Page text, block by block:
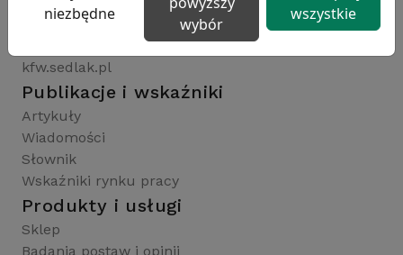
badaniaHR.pl
kfw.sedlak.pl
Publikacje i wskaźniki
Artykuły
Wiadomości
Słownik
Wskaźniki rynku pracy
Produkty i usługi
Sklep
Badania postaw i opinii
niezbędne
wybór
wszystkie